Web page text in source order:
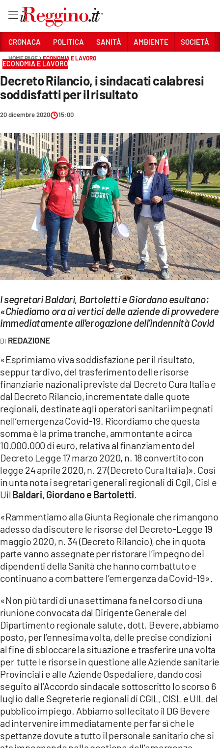
Sezioni
CRONACA
AMBIENTE
SOCIETÀ
CULTURA
ECONOMIA E LAVORO
EVENTI
SPORT
Streaming
LAC TV
LAC NETWORK
LAC ONAIR
Network
LACPLAY.IT
LACTV.IT
LACONAIR.IT
LACITYMAG.IT
ILREGGINO.IT
COSENZACHANNEL.IT
ILVIBONESE.IT
CATANZAROCHANNEL.IT
LACAPITALENEWS.IT
ANDROID
APPLE
CRONACA POLITICA SANITÀ AMBIENTE SOCIETÀ
HOME PAGE ECONOMIA E LAVORO
ECONOMIA E LAVORO
Decreto Rilancio, i sindacati calabresi
soddisfatti per il risultato
20 dicembre 2020 15:00
I segretari Baldari, Bartoletti e Giordano esultano:
«Chiediamo ora ai vertici delle aziende di provvedere
immediatamente all'erogazione dell’indennità Covid
REDAZIONE
«Esprimiamo viva soddisfazione per il risultato,
seppur tardivo, del trasferimento delle risorse
finanziarie nazionali previste dal Decreto Cura Italia e
dal Decreto Rilancio, incrementate dalle quote
regionali, destinate agli operatori sanitari impegnati
nell’emergenza Covid-19. Ricordiamo che questa
somma è la prima tranche, ammontante a circa
10.000.000 di euro, relativa al finanziamento del
Decreto Legge 17 marzo 2020, n. 18 convertito con
legge 24 aprile 2020, n. 27 (Decreto Cura Italia)». Così
in unta nota i segretari generali regionali di Cgil, Cisl e
Uil Baldari, Giordano e Bartoletti
«Rammentiamo alla Giunta Regionale che rimangono
adesso da discutere le risorse del Decreto-Legge 19
maggio 2020, n. 34 (Decreto Rilancio), che in quota
parte vanno assegnate per ristorare l’impegno dei
dipendenti della Sanità che hanno combattuto e
continuano a combattere l’emergenza da Covid-19».
«Non più tardi di una settimana fa nel corso di una
riunione convocata dal Dirigente Generale del
Dipartimento regionale salute, dott. Bevere, abbiamo
posto, per l’ennesima volta, delle precise condizioni
al fine di sbloccare la situazione e trasferire una volta
per tutte le risorse in questione alle Aziende sanitarie
Provinciali e alle Aziende Ospedaliere, dando così
seguito all’Accordo sindacale sottoscritto lo scorso 6
luglio dalle Segreterie regionali di CGIL, CISL e UIL del
pubblico impiego. Abbiamo sollecitato il DG Bevere
ad intervenire immediatamente per far sì che le
spettanze dovute a tutto il personale sanitario che si